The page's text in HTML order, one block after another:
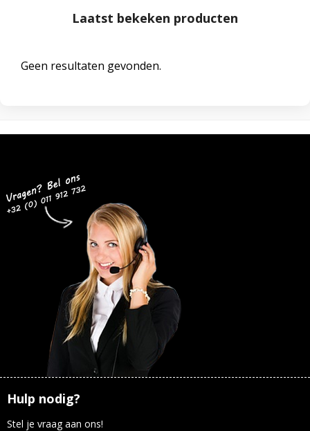
Laatst bekeken producten
Geen resultaten gevonden.
Hulp nodig?
Stel je vraag aan ons!